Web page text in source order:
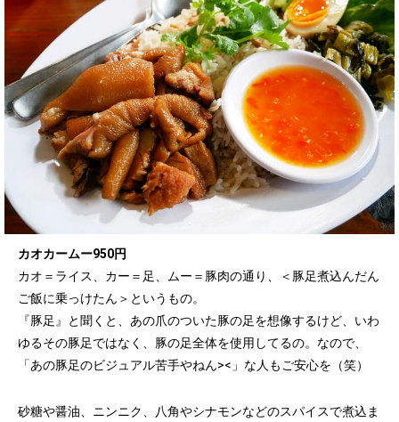
カオカームー950円
カオ＝ライス、カー＝足、ムー＝豚肉の通り、＜豚足煮込んだん
ご飯に乗っけたん＞というもの。
『豚足』と聞くと、あの爪のついた豚の足を想像するけど、いわ
ゆるその豚足ではなく、豚の足全体を使用してるの。なので、
「あの豚足のビジュアル苦手やねん><」な人もご安心を（笑）
砂糖や醤油、ニンニク、八角やシナモンなどのスパイスで煮込ま